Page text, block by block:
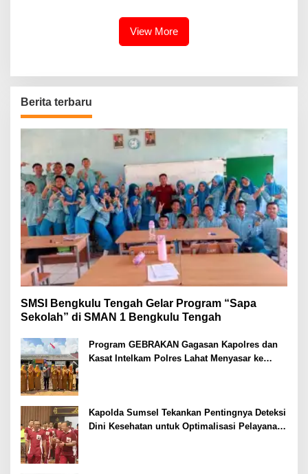
View More
Berita terbaru
SMSI Bengkulu Tengah Gelar Program “Sapa
Sekolah” di SMAN 1 Bengkulu Tengah
Program GEBRAKAN Gagasan Kapolres dan
Kasat Intelkam Polres Lahat Menyasar ke
Kapolda Sumsel Tekankan Pentingnya Deteksi
Dini Kesehatan untuk Optimalisasi Pelayanan